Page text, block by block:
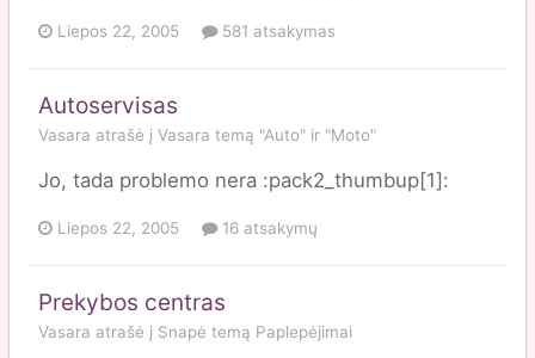
Liepos 22, 2005 581 atsakymas
Autoservisas
Vasara atrašė į Vasara temą "Auto" ir "Moto"
Jo, tada problemo nera :pack2_thumbup[1]:
Liepos 22, 2005 16 atsakymų
Prekybos centras
Vasara atrašė į Snapė temą Paplepėjimai